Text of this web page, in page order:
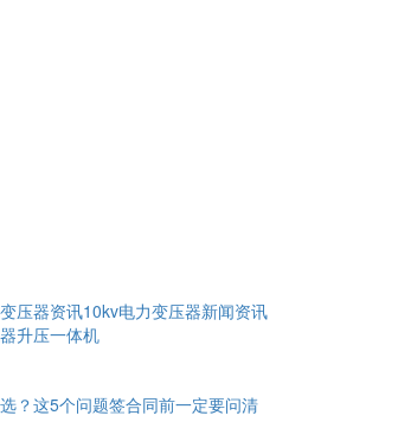
压器资讯10kv电力变压器新闻资讯
升压一体机
？这5个问题签合同前一定要问清